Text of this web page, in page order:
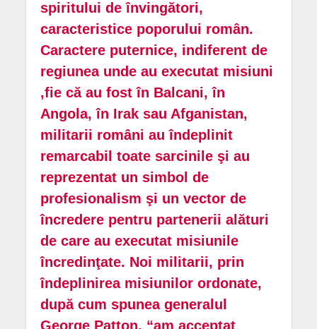
spiritului de învingători,
caracteristice poporului român.
Caractere puternice, indiferent de
regiunea unde au executat misiuni
,fie că au fost în Balcani, în
Angola, în Irak sau Afganistan,
militarii români au îndeplinit
remarcabil toate sarcinile şi au
reprezentat un simbol de
profesionalism şi un vector de
încredere pentru partenerii alături
de care au executat misiunile
încredinţate. Noi militarii, prin
îndeplinirea misiunilor ordonate,
după cum spunea generalul
George Patton, “am acceptat